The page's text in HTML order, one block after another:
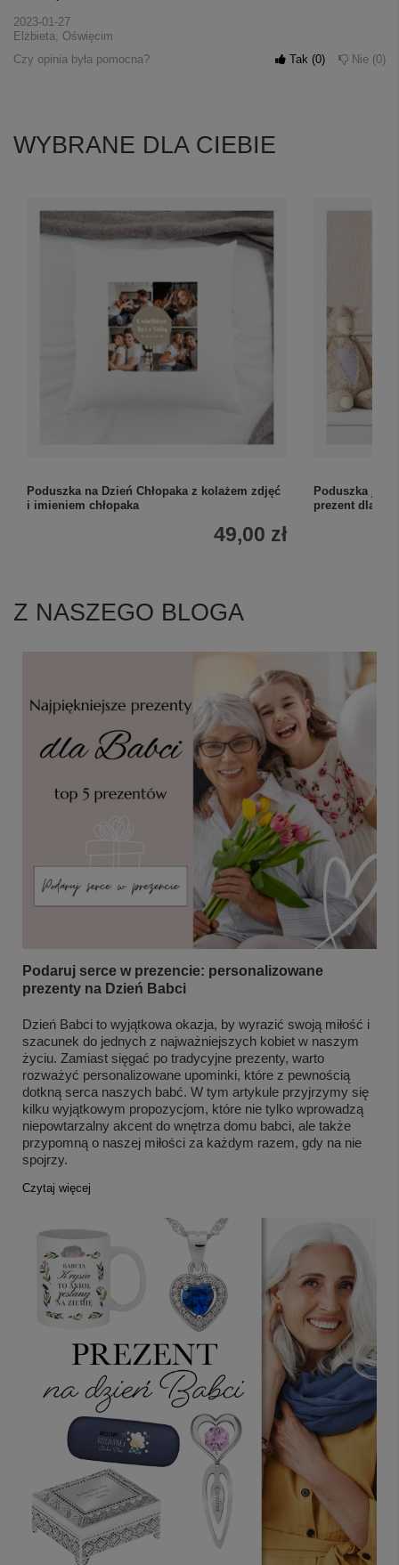
2023-01-27
Elżbieta, Oświęcim
Czy opinia była pomocna?
Tak 0 Nie 0
WYBRANE DLA CIEBIE
Poduszka na Dzień Chłopaka z kolażem zdjęć
i imieniem chłopaka
49,00 zł
Poduszka
prezent dla
Z NASZEGO BLOGA
Podaruj serce w prezencie: personalizowane
prezenty na Dzień Babci
Dzień Babci to wyjątkowa okazja, by wyrazić swoją miłość i
szacunek do jednych z najważniejszych kobiet w naszym
życiu. Zamiast sięgać po tradycyjne prezenty, warto
rozważyć personalizowane upominki, które z pewnością
dotkną serca naszych babć. W tym artykule przyjrzymy się
kilku wyjątkowym propozycjom, które nie tylko wprowadzą
niepowtarzalny akcent do wnętrza domu babci, ale także
przypomną o naszej miłości za każdym razem, gdy na nie
spojrzy.
Czytaj więcej